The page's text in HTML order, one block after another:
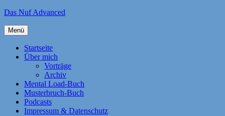
Zum
springen
Das Nuf Advanced
Menü
Startseite
Über mich
Vorträge
Archiv
Mental Load-Buch
Musterbruch-Buch
Podcasts
Impressum & Datenschutz